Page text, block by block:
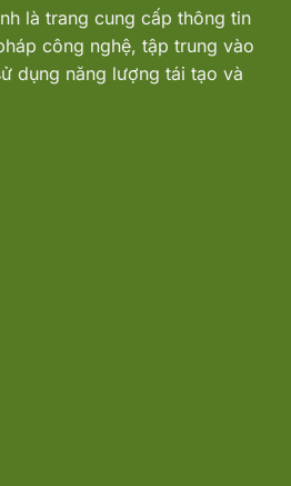
là trang cung cấp thông tin
công nghệ, tập trung vào
dụng năng lượng tái tạo và